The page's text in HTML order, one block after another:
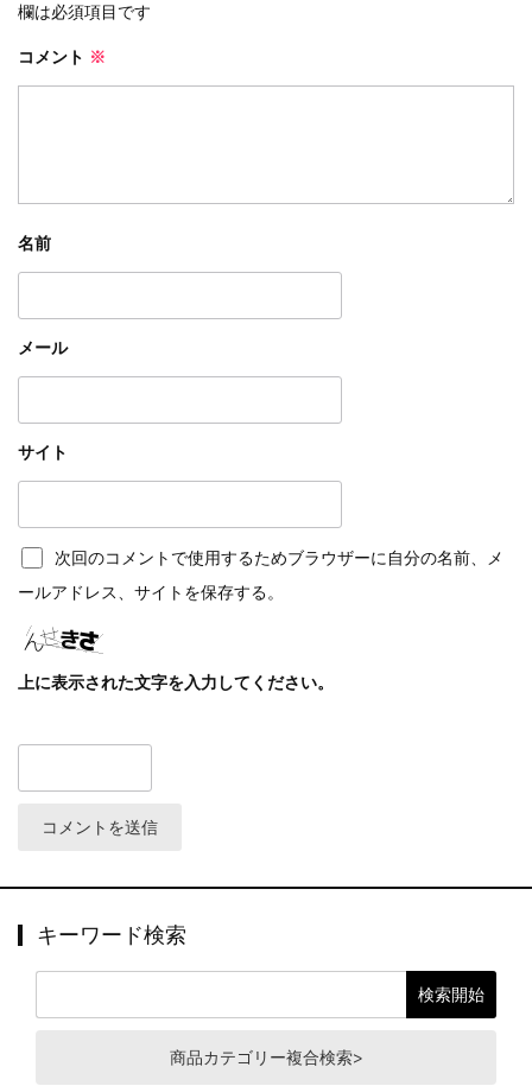
欄は必須項目です
コメント ※
名前
メール
サイト
次回のコメントで使用するためブラウザーに自分の名前、メ
ールアドレス、サイトを保存する。
上に表示された文字を入力してください。
キーワード検索
商品カテゴリー複合検索>